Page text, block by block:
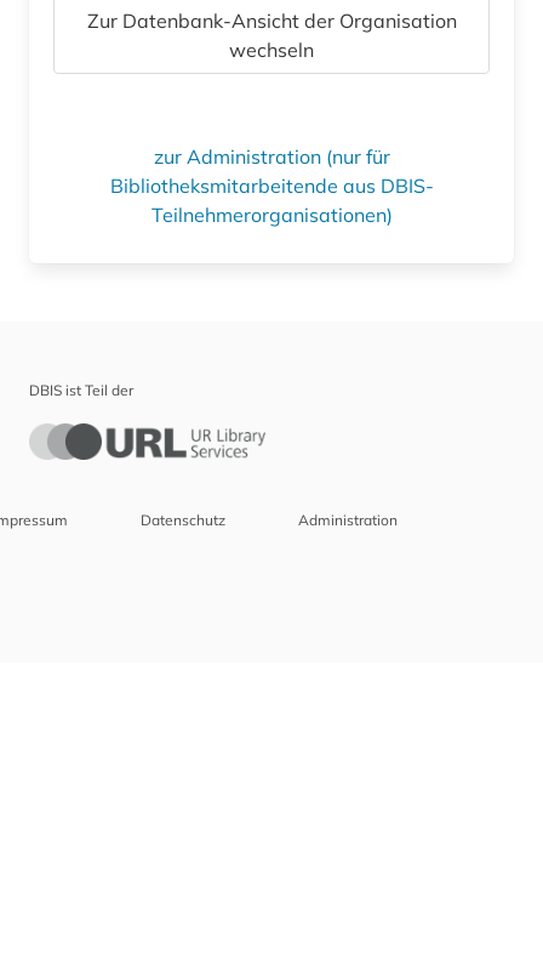
Zur Datenbank-Ansicht der Organisation
wechseln
zur Administration (nur für
Bibliotheksmitarbeitende aus DBIS-
Teilnehmerorganisationen)
DBIS ist Teil der
Datenschutz Administration